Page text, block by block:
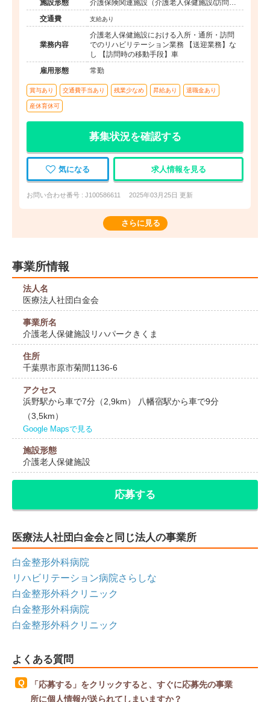
施設形態
介護保険関連施設（介護老人保健施設/訪問看
護・リハ）
交通費 支給あり
業務内容
介護老人保健施設における入所・通所・訪問
でのリハビリテーション業務 【送迎業務】な
し 【訪問時の移動手段】車
雇用形態
常勤
賞与あり 交通費手当あり 残業少なめ 昇給あり 退職金あり
産休育休可
募集状況を確認する
気になる 求人情報を見る
お問い合わせ番号 : J100586611 2025年03月25日 更新
さらに見る
事業所情報
法人名
医療法人社団白金会
事業所名
介護老人保健施設リハパークきくま
住所
千葉県市原市菊間1136-6
アクセス
浜野駅から車で7分（2,9km） 八幡宿駅から車で9分
（3,5km）
Google Mapsで見る
施設形態
介護老人保健施設
応募する
医療法人社団白金会と同じ法人の事業所
白金整形外科病院
リハビリテーション病院さらしな
白金整形外科クリニック
白金整形外科病院
白金整形外科クリニック
よくある質問
「応募する」をクリックすると、すぐに応募先の事業
所に個人情報が送られてしまいますか？